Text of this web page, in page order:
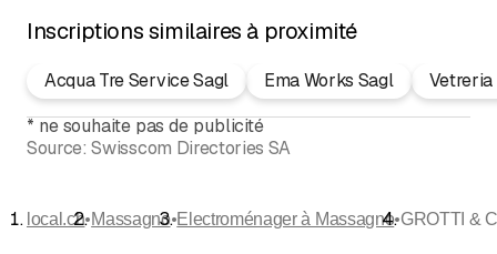
Inscriptions similaires à proximité
Acqua Tre Service Sagl Ema Works Sagl
Vetreria
* ne souhaite pas de publicité
Source: Swisscom Directories SA
local.ch•Massagno•Electroménager à Massagno•GROTTI &